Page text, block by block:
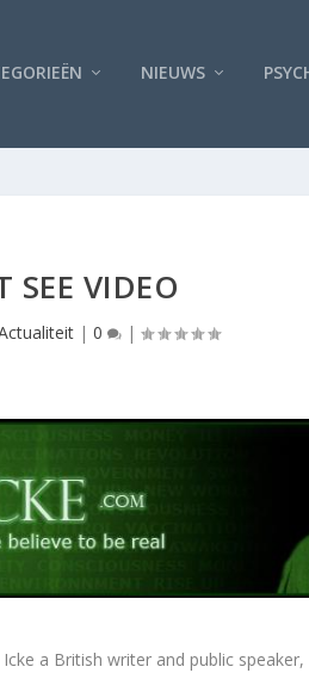
NIEUWS
SEE VIDEO
|0 |
a British writer and public